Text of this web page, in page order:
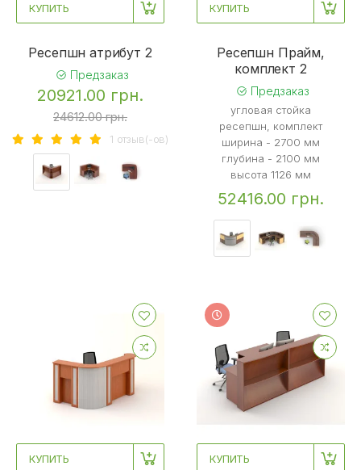
КУПИТЬ
Ресепшн атрибут 2
Предзаказ
20921.00 грн.
24612.00 грн.
1 отзыв(-ов)
КУПИТЬ
Ресепшн Прайм,
комплект 2
Предзаказ
угловая стойка
ресепшн, комплект
ширина - 2700 мм
глубина - 2100 мм
высота 1126 мм
52416.00 грн.
КУПИТЬ КУПИТЬ